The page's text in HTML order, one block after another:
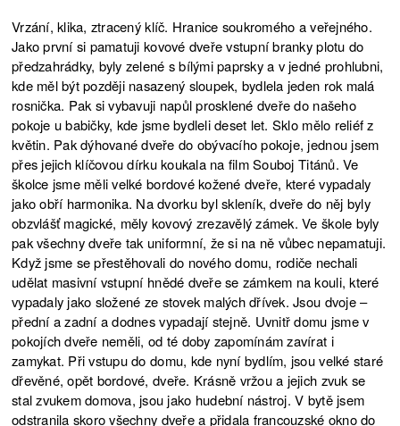
Vrzání, klika, ztracený klíč. Hranice soukromého a veřejného.
Jako první si pamatuji kovové dveře vstupní branky plotu do
předzahrádky, byly zelené s bílými paprsky a v jedné prohlubni,
kde měl být později nasazený sloupek, bydlela jeden rok malá
rosnička. Pak si vybavuji napůl prosklené dveře do našeho
pokoje u babičky, kde jsme bydleli deset let. Sklo mělo reliéf z
květin. Pak dýhované dveře do obývacího pokoje, jednou jsem
přes jejich klíčovou dírku koukala na film Souboj Titánů. Ve
školce jsme měli velké bordové kožené dveře, které vypadaly
jako obří harmonika. Na dvorku byl skleník, dveře do něj byly
obzvlášť magické, měly kovový zrezavělý zámek. Ve škole byly
pak všechny dveře tak uniformní, že si na ně vůbec nepamatuji.
Když jsme se přestěhovali do nového domu, rodiče nechali
udělat masivní vstupní hnědé dveře se zámkem na kouli, které
vypadaly jako složené ze stovek malých dřívek. Jsou dvoje –
přední a zadní a dodnes vypadají stejně. Uvnitř domu jsme v
pokojích dveře neměli, od té doby zapomínám zavírat i
zamykat. Při vstupu do domu, kde nyní bydlím, jsou velké staré
dřevěné, opět bordové, dveře. Krásně vržou a jejich zvuk se
stal zvukem domova, jsou jako hudební nástroj. V bytě jsem
odstranila skoro všechny dveře a přidala francouzské okno do